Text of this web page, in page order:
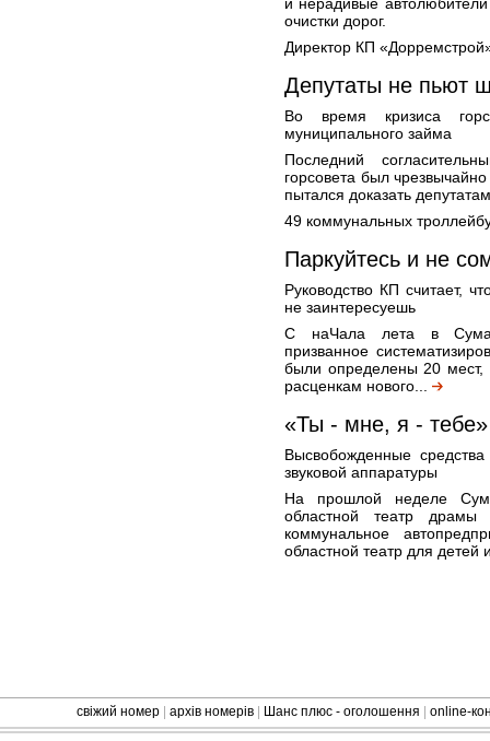
очистки дорог.
Директор КП
Депутаты не пьют
Во время кризиса
муниципального займа
Последний
горсовета был
пытался доказать
49 коммунальных
Паркуйтесь и не
Руководство КП считает,
не заинтересуешь
С наЧала лета в
призванное
были определены 20 мест,
расценкам нового...
«Ты - мне, я -
Высвобожденные
звуковой аппаратуры
На прошлой неделе
областной театр
коммунальное
областной театр для детей
свіжий номер архів номерів Шанс плюс - оголошення online-